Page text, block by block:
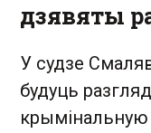
дзявяты
У судзе
будуць
крымінальную